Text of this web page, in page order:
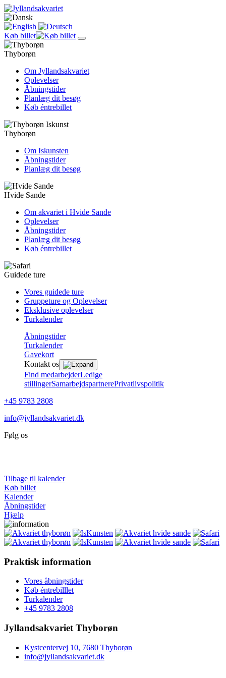
Køb billet
Thyborøn
Om Jyllandsakvariet
Oplevelser
Åbningstider
Planlæg dit besøg
Køb éntrebillet
Thyborøn
Om Iskunsten
Åbningstider
Planlæg dit besøg
Hvide Sande
Om akvariet i Hvide Sande
Oplevelser
Åbningstider
Planlæg dit besøg
Køb éntrebillet
Guidede ture
Vores guidede ture
Gruppeture og Oplevelser
Eksklusive oplevelser
Turkalender
Åbningstider
Turkalender
Gavekort
Kontakt os
Find medarbejderLedige
stillingerSamarbejdspartnerePrivatlivspolitik
+45 9783 2808
info@jyllandsakvariet.dk
Følg os
Tilbage til kalender
Køb billet
Kalender
Åbningstider
Hjælp
Praktisk information
Vores åbningstider
Køb éntrebilllet
Turkalender
+45 9783 2808
Jyllandsakvariet Thyborøn
Kystcentervej 10, 7680 Thyborøn
info@jyllandsakvariet.dk